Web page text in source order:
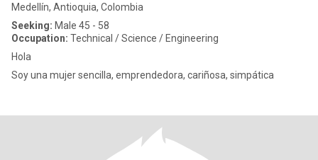
Medellín, Antioquia, Colombia
Seeking: Male 45 - 58
Occupation: Technical / Science / Engineering
Hola
Soy una mujer sencilla, emprendedora, cariñosa, simpática